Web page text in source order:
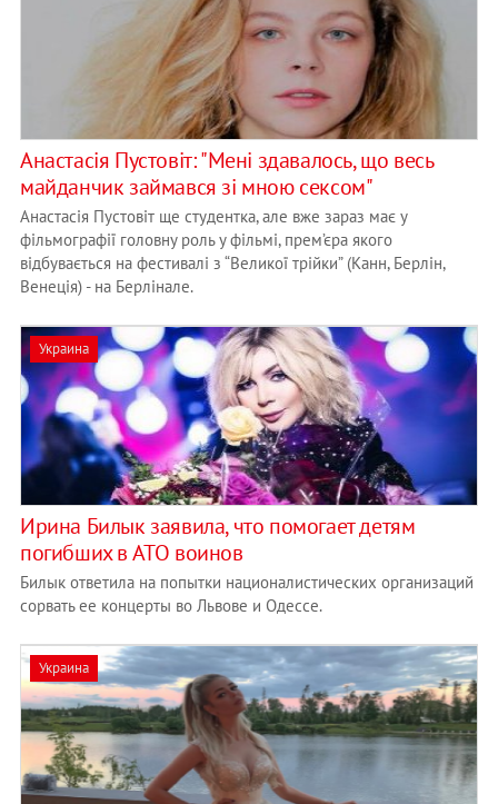
Анастасія Пустовіт: "Мені здавалось, що весь
майданчик займався зі мною сексом"
Анастасія Пустовіт ще студентка, але вже зараз має у
фільмографії головну роль у фільмі, прем’єра якого
відбувається на фестивалі з “Великої трійки” (Канн, Берлін,
Венеція) - на Берлінале.
Украина
Ирина Билык заявила, что помогает детям
погибших в АТО воинов
Билык ответила на попытки националистических организаций
сорвать ее концерты во Львове и Одессе.
Украина